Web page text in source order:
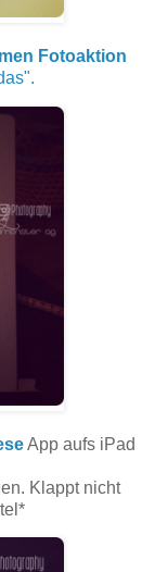
Fotoaktion
App aufs iPad
Klappt nicht